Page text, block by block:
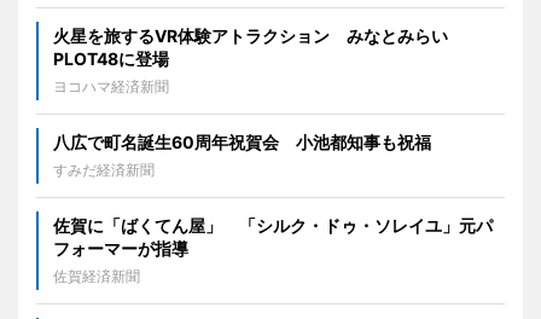
火星を旅するVR体験アトラクション みなとみらい
PLOT48に登場
ヨコハマ経済新聞
八広で町名誕生60周年祝賀会 小池都知事も祝福
すみだ経済新聞
佐賀に「ばくてん屋」 「シルク・ドゥ・ソレイユ」元パ
フォーマーが指導
佐賀経済新聞